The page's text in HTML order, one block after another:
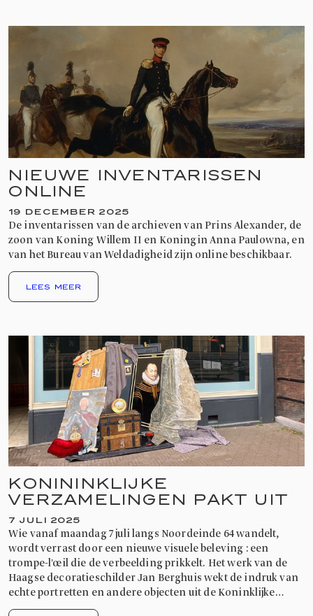
NIEUWE INVENTARISSEN
ONLINE
19 DECEMBER 2025
De inventarissen van de archieven van Prins Alexander, de
zoon van Koning Willem II en Koningin Anna Paulowna, en
van het Bureau van Weldadigheid zijn online beschikbaar.
LEES MEER
KONININKLIJKE
VERZAMELINGEN PAKT UIT
7 JULI 2025
Wie vanaf maandag 7 juli langs Noordeinde 64 wandelt,
wordt verrast door een nieuwe visuele beleving : een
trompe-l'œil die de verbeelding prikkelt. Het werk van de
Haagse decoratieschilder Jan Berghuis wekt de indruk van
echte portretten en andere objecten uit de Koninklijke
Verzamelingen.